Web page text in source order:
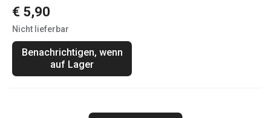
€ 5,90
Nicht lieferbar
Benachrichtigen, wenn
auf Lager